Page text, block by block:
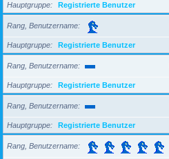
Hauptgruppe Registrierte Benutzer
Rang, Benutzername
Hauptgruppe Registrierte Benutzer
Rang, Benutzername
Hauptgruppe Registrierte Benutzer
Rang, Benutzername
Hauptgruppe Registrierte Benutzer
Rang, Benutzername